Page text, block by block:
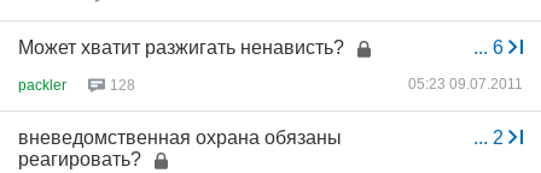
... 6
Может хватит разжигать ненависть?
packler 128 05:23 09.07.2011
... 2
вневедомственная охрана обязаны
реагировать?